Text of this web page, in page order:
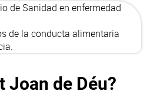
de Sanidad en enfermedad
de la conducta alimentaria
Joan de Déu?